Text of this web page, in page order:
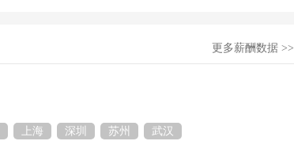
更多薪酬数据 >>
上海 深圳 苏州 武汉